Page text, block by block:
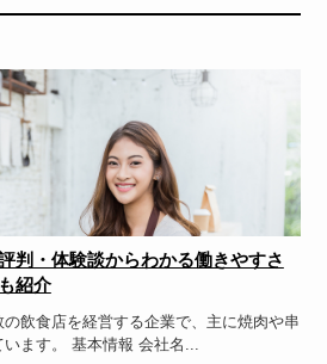
判・体験談からわかる働きやすさ
紹介
飲食店を経営する企業で、主に焼肉や串
ます。 基本情報 会社名...